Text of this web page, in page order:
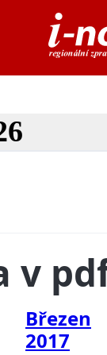
v
Březen
2017